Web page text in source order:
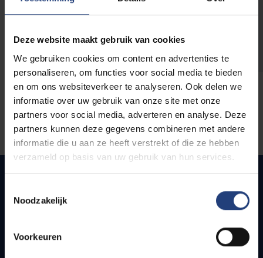
Deze website maakt gebruik van cookies
We gebruiken cookies om content en advertenties te
personaliseren, om functies voor social media te bieden
en om ons websiteverkeer te analyseren. Ook delen we
informatie over uw gebruik van onze site met onze
partners voor social media, adverteren en analyse. Deze
partners kunnen deze gegevens combineren met andere
informatie die u aan ze heeft verstrekt of die ze hebben
verzameld op basis van uw gebruik van hun services.
Noodzakelijk
Voorkeuren
Snel naar